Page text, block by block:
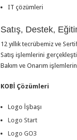
IT çözümleri
Satış, Destek,
12 yıllık tecrübemiz ve
Satış işlemlerini
Bakım ve Onarım
KOBİ Çözümleri
Logo İşbaşı
Logo Start
Logo GO3